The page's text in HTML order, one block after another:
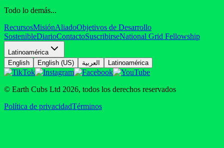
Todo lo demás...
RecursosMisiónAliadoObjetivos de Desarrollo
SostenibleDiarioContactoSuscribirseNational Grid Fellowship
Latinoamérica
English
English (US) العربية Latinoamérica
© Earth Cubs Ltd 2026, todos los derechos reservados
Política de privacidadTérminos